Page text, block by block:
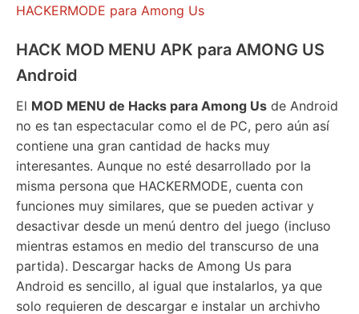
HACKERMODE para Among Us
HACK MOD MENU APK para AMONG US
Android
El MOD MENU de Hacks para Among Us de Android
no es tan espectacular como el de PC, pero aún así
contiene una gran cantidad de hacks muy
interesantes. Aunque no esté desarrollado por la
misma persona que HACKERMODE, cuenta con
funciones muy similares, que se pueden activar y
desactivar desde un menú dentro del juego (incluso
mientras estamos en medio del transcurso de una
partida). Descargar hacks de Among Us para
Android es sencillo, al igual que instalarlos, ya que
solo requieren de descargar e instalar un archivho